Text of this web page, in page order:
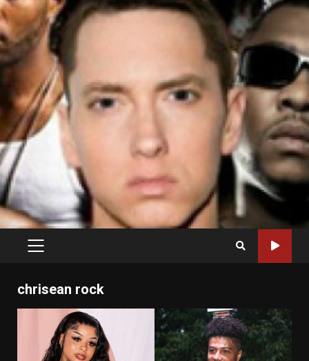
PRIMARY
chrisean rock